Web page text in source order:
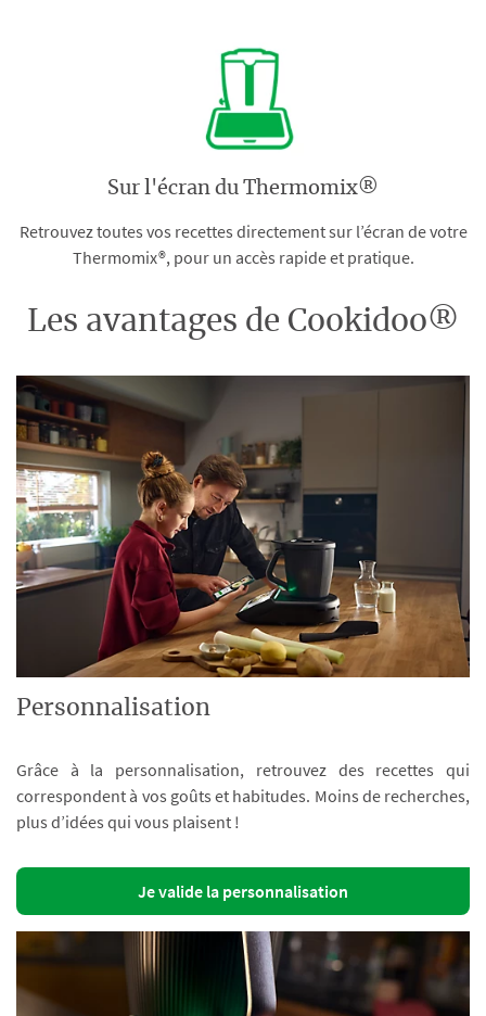
Sur l'écran du Thermomix®
Retrouvez toutes vos recettes directement sur l’écran de votre
Thermomix®, pour un accès rapide et pratique.
Les avantages de Cookidoo®
Personnalisation
Grâce à la personnalisation, retrouvez des recettes qui
correspondent à vos goûts et habitudes. Moins de recherches,
plus d’idées qui vous plaisent !
Je valide la personnalisation